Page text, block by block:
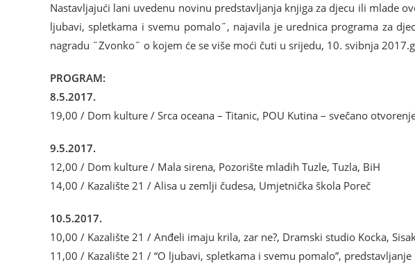
Nastavljajući lani uvedenu novinu predstavljanja knjiga za djecu ili mlade
ljubavi, spletkama i svemu pomalo˝, najavila je urednica programa za
nagradu ˝Zvonko˝ o kojem će se više moći čuti u srijedu, 10. svibnja
PROGRAM:
8.5.2017.
19,00 / Dom kulture / Srca oceana – Titanic, POU Kutina – svečano
9.5.2017.
12,00 / Dom kulture / Mala sirena, Pozorište mladih Tuzle, Tuzla, BiH
14,00 / Kazalište 21 / Alisa u zemlji čudesa, Umjetnička škola Poreč
10.5.2017.
10,00 / Kazalište 21 / Anđeli imaju krila, zar ne?, Dramski studio Kocka,
11,00 / Kazalište 21 / “O ljubavi, spletkama i svemu pomalo”,